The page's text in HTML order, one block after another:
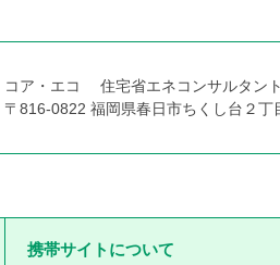
コア・エコ 住宅省エネコンサルタン
〒816-0822 福岡県春日市ちくし台２
携帯サイトについて